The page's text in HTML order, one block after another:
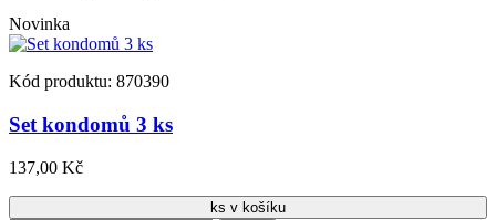
Novinka
Kód produktu: 870390
Set kondomů 3 ks
137,00 Kč
ks v košíku